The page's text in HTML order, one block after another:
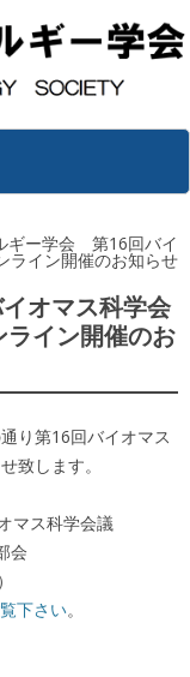
ギー学会 第16回バイ
ライン開催のお知らせ
オマス科学会
イン開催のお
り第16回バイオマス
致します。
マス科学会議
会
下さい。